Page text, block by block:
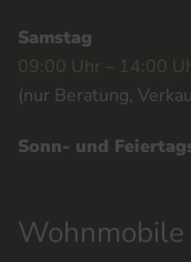
Samstag
09:00 Uhr – 14:00
(nur Beratung,
Sonn- und
Wohnmobile